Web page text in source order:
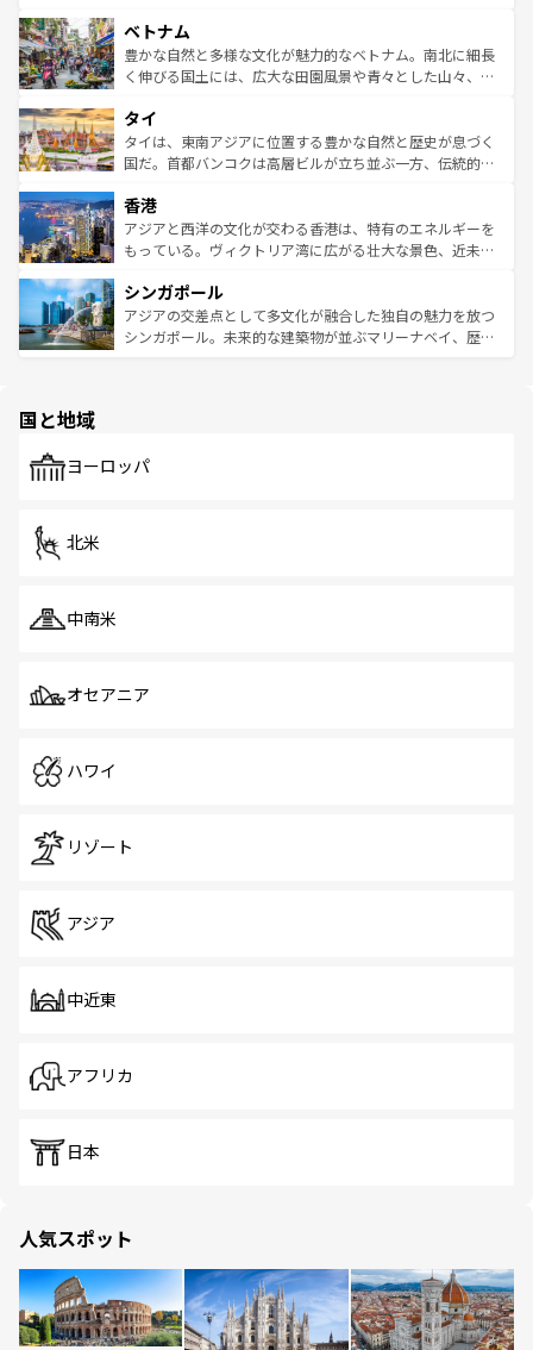
参照してほしい。
容にもいいと評判のスイーツなど、バラエティ豊かな料理
が味わえる。 なお、新着の台湾情報は コンテンツ一覧を参
照してほしい。
き、地方に足を延ばせば四季折々の自然美を楽しむことが
できる。そして、キムチや焼肉、絶品のストリートフード
まで、さまざまな韓国料理が待っている。夜には、韓国な
リティに包まれながら、韓国の多彩な魅力を心ゆくまで味
わってみてほしい。 なお、新着の韓国情報はコンテンツ一
覧を参照してほしい。
ベトナム
豊かな自然と多様な文化が魅力的なベトナム。南北に細長
く伸びる国土には、広大な田園風景や青々とした山々、世
急速な発展と共に伝統が息づく。ハノイの古い町並みやホ
ーチミン市のフランス統治時代の建物も、独特の雰囲気を
醸し出している。また、バラエティの豊かさとおいしさで
とつ。フォーやバインミー、ベトナムコーヒーなどは、ぜ
ひ現地で味わいたい。どの地域を訪れてもあたたかい人々
が旅行者を迎えてくれるので、きっと忘れられない旅にな
参照してほしい。
タイ
タイは、東南アジアに位置する豊かな自然と歴史が息づく
国だ。首都バンコクは高層ビルが立ち並ぶ一方、伝統的な
の活気が交差している。北部ではチェンマイなどの山岳地
帯で自然と触れ合い、南部ではプーケットやクラビの美し
いビーチでリゾート気分を楽しむことができる。タイ料理
激する。気候は一年中温暖で、どの季節にも異なる楽しみ
が待っている。親しみやすいタイの人々、仏教を中心とし
た文化、そして多様な観光資源が、訪れる旅人を魅了し続
香港
アジアと西洋の文化が交わる香港は、特有のエネルギーを
もっている。ヴィクトリア湾に広がる壮大な景色、近未来
み、どこを訪れても感動するはず。観光スポットが密集し
ており、効率よく見どころを回れるのも魅力。息をのむよ
うな絶景から文化的な体験まで、香港を存分に楽しみ尽く
シンガポール
アジアの交差点として多文化が融合した独自の魅力を放つ
シンガポール。未来的な建築物が並ぶマリーナベイ、歴史
で、ホーカーズは地元の風情を楽しめる外せないスポット
国と地域
ヨーロッパ
北米
中南米
オセアニア
ハワイ
リゾート
アジア
中近東
アフリカ
日本
人気スポット